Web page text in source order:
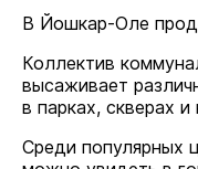
В Йошкар-Оле
Коллектив
высаживает
в парках, скверах и
Среди популярных